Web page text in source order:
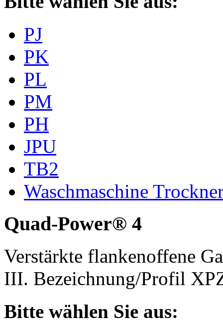
PJ
PK
PL
PM
PH
JPU
TB2
Waschmaschine
Quad-Power® 4
Verstärkte flankenoffene
III. Bezeichnung/Profil
Bitte wählen Sie aus: